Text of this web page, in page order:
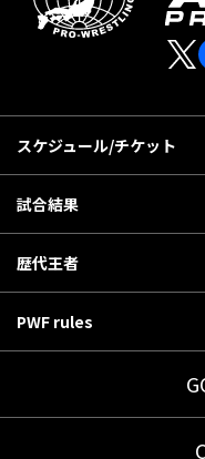
スケジュール/チケット
PWF rules
歴代王者
試合結果